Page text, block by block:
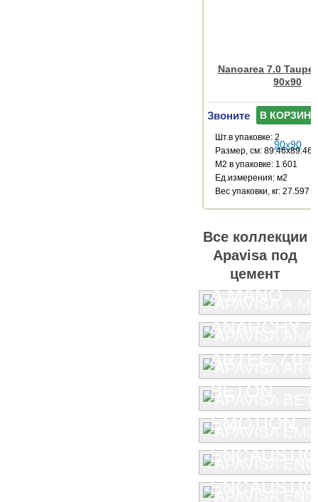
Nanoarea 7.0 Taupe
90x90
Звоните В КОРЗИНУ
Шт.в упаковке: 2
Размер, см: 89.46x89.46
М2 в упаковке: 1.601
Ед.измерения: м2
Веc упаковки, кг: 27.597
Все коллекции
Apavisa под
цемент
A.MANO
ANARCHY
ARTEC 7.0
BETON
EMOTION
ENCAUSTIC